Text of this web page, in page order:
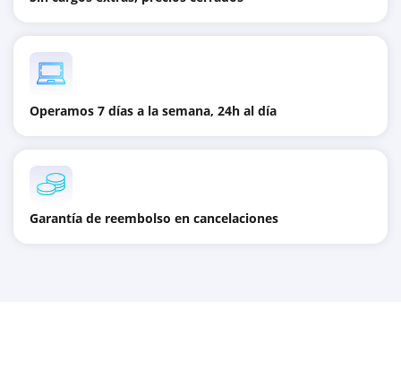
Operamos 7 días a la semana, 24h al día
Garantía de reembolso en cancelaciones